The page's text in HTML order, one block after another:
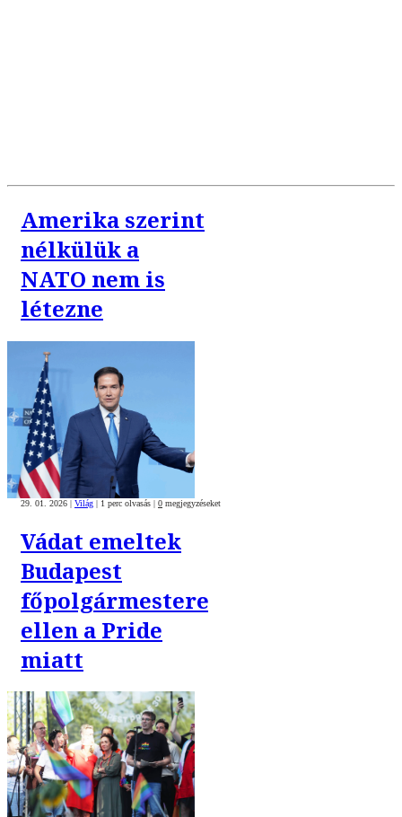
Amerika szerint
nélkülük a
NATO nem is
létezne
29. 01. 2026 | Világ | 1 perc olvasás | 0 megjegyzéseket
Vádat emeltek
Budapest
főpolgármestere
ellen a Pride
miatt